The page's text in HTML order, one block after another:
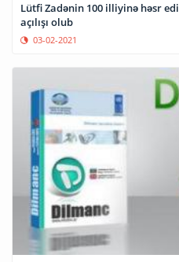
Lütfi Zadənin 100 illiyinə həsr
açılışı olub
03-02-2021